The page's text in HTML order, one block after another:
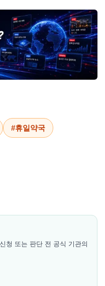
#휴일약국
청 또는 판단 전 공식 기관의